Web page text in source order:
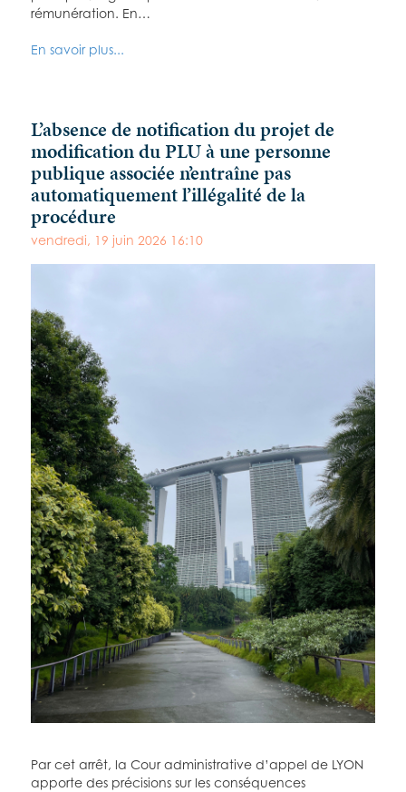
rémunération. En…
En savoir plus...
L’absence de notification du projet de
modification du PLU à une personne
publique associée n’entraîne pas
automatiquement l’illégalité de la
procédure
vendredi, 19 juin 2026 16:10
Par cet arrêt, la Cour administrative d’appel de LYON
apporte des précisions sur les conséquences